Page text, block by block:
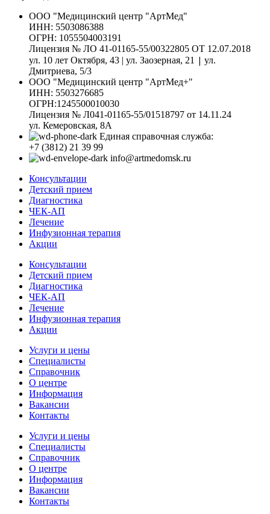
ООО "Медицинский центр "АртМед"
ИНН: 5503086388
ОГРН: 1055504003191
Лицензия № ЛО 41-01165-55/00322805 ОТ 12.07.2018
ул. 10 лет Октября, 43 | ул. Заозерная, 21 | ул.
Дмитриева, 5/3
ООО "Медицинский центр "АртМед+"
ИНН: 5503276685
ОГРН:1245500010030
Лицензия № Л041-01165-55/01518797 от 14.11.24
ул. Кемеровская, 8А
Единая справочная служба:
+7 (3812) 21 39 99
info@artmedomsk.ru
Консультации
Детский прием
Диагностика
ЧЕК-АП
Лечение
Инфузионная терапия
Акции
Консультации
Детский прием
Диагностика
ЧЕК-АП
Лечение
Инфузионная терапия
Акции
Услуги и цены
Специалисты
Справочник
О центре
Информация
Вакансии
Контакты
Услуги и цены
Специалисты
Справочник
О центре
Информация
Вакансии
Контакты